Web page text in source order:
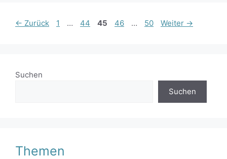
← Zurück Seite
1 … Seite
44 Seite
45 Seite
46 … Seite
50 Weiter →
Suchen
Suchen
Themen